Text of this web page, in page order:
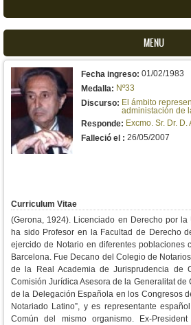
MENU
Fecha ingreso: 01/02/1983
Medalla: Nº33
Discurso: El ámbito
administación de
Responde: Excmo. Sr. Dr.
Falleció el : 26/05/2007
Curriculum Vitae
(Gerona, 1924). Licenciado en Derecho por
ha sido Profesor en la Facultad de Derecho
ejercido de Notario en diferentes poblaciones
Barcelona. Fue Decano del Colegio de
de la Real Academia de Jurisprudencia de
Comisión Jurídica Asesora de la Generalitat de
de la Delegación Española en los Congresos
Notariado Latino”, y es representante
Común del mismo organismo. Ex-